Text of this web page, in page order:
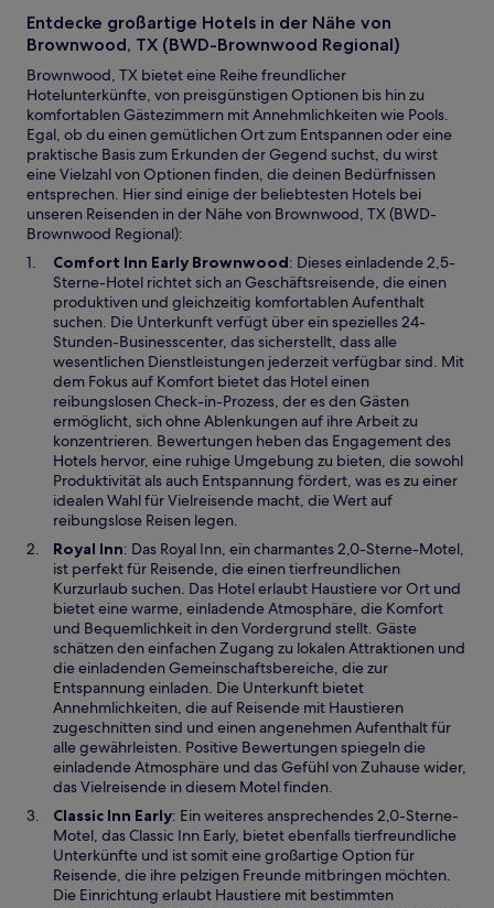
Entdecke großartige Hotels in der Nähe von
Brownwood, TX (BWD-Brownwood Regional)
Brownwood, TX bietet eine Reihe freundlicher
Hotelunterkünfte, von preisgünstigen Optionen bis hin zu
komfortablen Gästezimmern mit Annehmlichkeiten wie Pools.
Egal, ob du einen gemütlichen Ort zum Entspannen oder eine
praktische Basis zum Erkunden der Gegend suchst, du wirst
eine Vielzahl von Optionen finden, die deinen Bedürfnissen
entsprechen. Hier sind einige der beliebtesten Hotels bei
unseren Reisenden in der Nähe von Brownwood, TX (BWD-
Brownwood Regional):
Comfort Inn Early BrownwoodW
i
r
d
i
n
e
i
n
e
m
n
e
n
F
e
n
s
t
e
r
g
e
ö
f
f
n
e
t
: Dieses einladende 2,5-
Sterne-Hotel richtet sich an Geschäftsreisende, die einen
produktiven und gleichzeitig komfortablen Aufenthalt
suchen. Die Unterkunft verfügt über ein spezielles 24-
Stunden-Businesscenter, das sicherstellt, dass alle
wesentlichen Dienstleistungen jederzeit verfügbar sind. Mit
dem Fokus auf Komfort bietet das Hotel einen
reibungslosen Check-in-Prozess, der es den Gästen
ermöglicht, sich ohne Ablenkungen auf ihre Arbeit zu
konzentrieren. Bewertungen heben das Engagement des
Hotels hervor, eine ruhige Umgebung zu bieten, die sowohl
Produktivität als auch Entspannung fördert, was es zu einer
idealen Wahl für Vielreisende macht, die Wert auf
reibungslose Reisen legen.
Royal InnW
i
r
d
i
n
e
i
n
e
m
n
e
e
n
F
e
: Das Royal Inn, ein charmantes 2,0-Sterne-Motel,
ist perfekt für Reisende, die einen tierfreundlichen
Kurzurlaub suchen. Das Hotel erlaubt Haustiere vor Ort und
bietet eine warme, einladende Atmosphäre, die Komfort
und Bequemlichkeit in den Vordergrund stellt. Gäste
schätzen den einfachen Zugang zu lokalen Attraktionen und
die einladenden Gemeinschaftsbereiche, die zur
Entspannung einladen. Die Unterkunft bietet
Annehmlichkeiten, die auf Reisende mit Haustieren
zugeschnitten sind und einen angenehmen Aufenthalt für
alle gewährleisten. Positive Bewertungen spiegeln die
einladende Atmosphäre und das Gefühl von Zuhause wider,
das Vielreisende in diesem Motel finden.
Classic Inn EarlyW
i
r
d
i
: Ein weiteres ansprechendes 2,0-Sterne-
Motel, das Classic Inn Early, bietet ebenfalls tierfreundliche
Unterkünfte und ist somit eine großartige Option für
Reisende, die ihre pelzigen Freunde mitbringen möchten.
Die Einrichtung erlaubt Haustiere mit bestimmten